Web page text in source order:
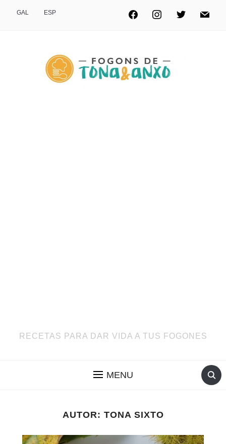
GAL ESP
RECETAS PARA DAR VIDA A TUS FOGONES
MENU
AUTOR: TONA SIXTO